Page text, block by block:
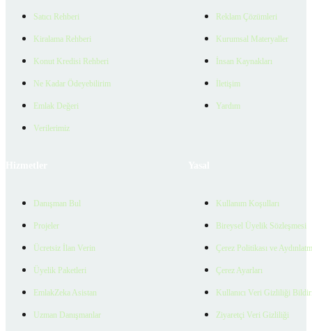
Satıcı Rehberi
Kiralama Rehberi
Konut Kredisi Rehberi
Ne Kadar Ödeyebilirim
Emlak Değeri
Verilerimiz
Reklam Çözümleri
Kurumsal Materyaller
İnsan Kaynakları
İletişim
Yardım
Danışman Bul
Projeler
Ücretsiz İlan Verin
Üyelik Paketleri
EmlakZeka Asistan
Uzman Danışmanlar
Kullanım Koşulları
Bireysel Üyelik Sözleşmesi
Çerez Politikası ve
Çerez Ayarları
Kullanıcı Veri Gizliliği
Ziyaretçi Veri Gizliliği